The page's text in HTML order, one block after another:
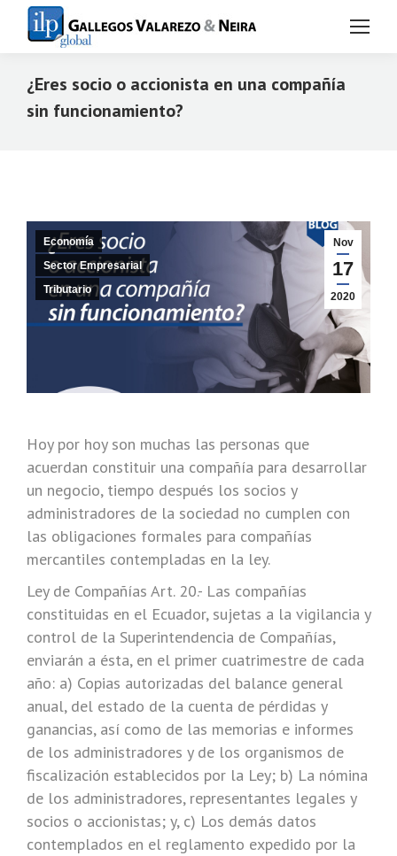
¿Eres socio o accionista en una compañía
sin funcionamiento?
Nov
17
2020
Economía
Sector Empresarial
Tributario
Hoy por hoy son muchas las personas que
acuerdan constituir una compañía para desarrollar
un negocio, tiempo después los socios y
administradores de la sociedad no cumplen con
las obligaciones formales para compañías
mercantiles contempladas en la ley.
Ley de Compañías Art. 20.- Las compañías
constituidas en el Ecuador, sujetas a la vigilancia y
control de la Superintendencia de Compañías,
enviarán a ésta, en el primer cuatrimestre de cada
año: a) Copias autorizadas del balance general
anual, del estado de la cuenta de pérdidas y
ganancias, así como de las memorias e informes
de los administradores y de los organismos de
fiscalización establecidos por la Ley; b) La nómina
de los administradores, representantes legales y
socios o accionistas; y, c) Los demás datos
contemplados en el reglamento expedido por la